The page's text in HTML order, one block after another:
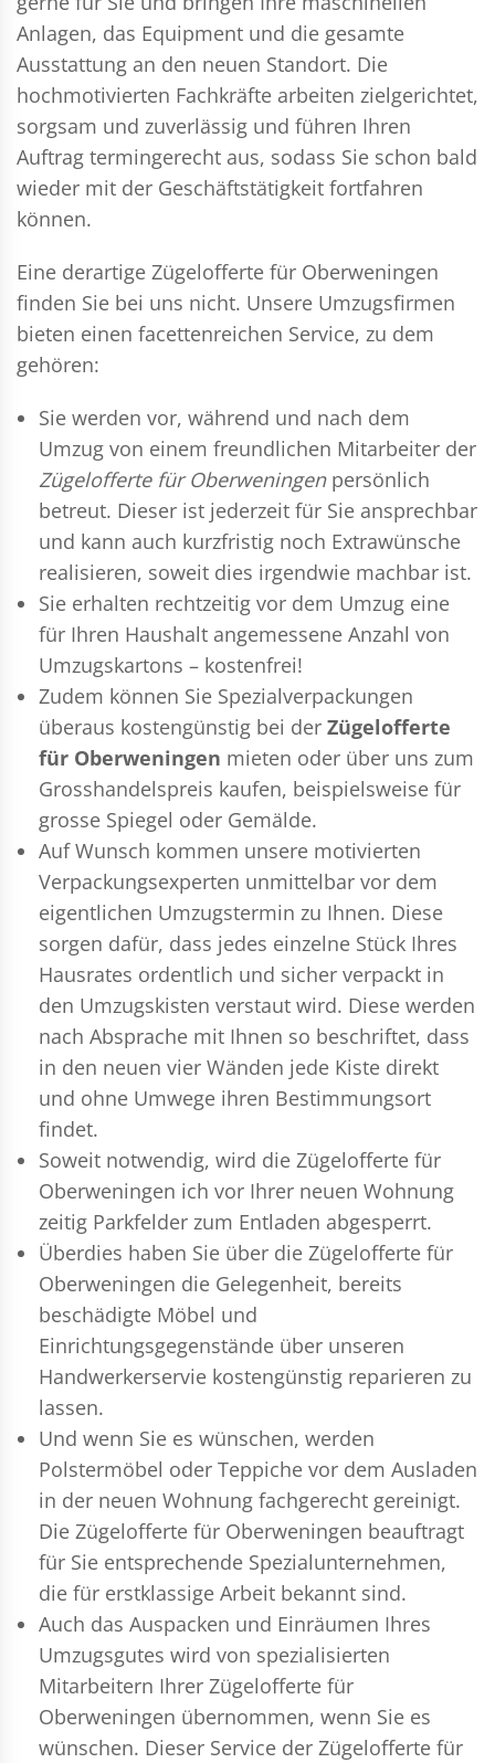
Anlagen, das Equipment und die gesamte
Ausstattung an den neuen Standort. Die
hochmotivierten Fachkräfte arbeiten zielgerichtet,
sorgsam und zuverlässig und führen Ihren
Auftrag termingerecht aus, sodass Sie schon bald
wieder mit der Geschäftstätigkeit fortfahren
können.
Eine derartige Zügelofferte für Oberweningen
finden Sie bei uns nicht. Unsere Umzugsfirmen
bieten einen facettenreichen Service, zu dem
gehören:
Sie werden vor, während und nach dem
Umzug von einem freundlichen Mitarbeiter der
Zügelofferte für Oberweningenpersönlich
betreut. Dieser ist jederzeit für Sie ansprechbar
und kann auch kurzfristig noch Extrawünsche
realisieren, soweit dies irgendwie machbar ist.
Sie erhalten rechtzeitig vor dem Umzug eine
für Ihren Haushalt angemessene Anzahl von
Umzugskartons – kostenfrei!
Zudem können Sie Spezialverpackungen
überaus kostengünstig bei der Zügelofferte
für Oberweningen mieten oder über uns zum
Grosshandelspreis kaufen, beispielsweise für
grosse Spiegel oder Gemälde.
Auf Wunsch kommen unsere motivierten
Verpackungsexperten unmittelbar vor dem
eigentlichen Umzugstermin zu Ihnen. Diese
sorgen dafür, dass jedes einzelne Stück Ihres
Hausrates ordentlich und sicher verpackt in
den Umzugskisten verstaut wird. Diese werden
nach Absprache mit Ihnen so beschriftet, dass
in den neuen vier Wänden jede Kiste direkt
und ohne Umwege ihren Bestimmungsort
findet.
Soweit notwendig, wird die Zügelofferte für
Oberweningen ich vor Ihrer neuen Wohnung
zeitig Parkfelder zum Entladen abgesperrt.
Überdies haben Sie über die Zügelofferte für
Oberweningen die Gelegenheit, bereits
beschädigte Möbel und
Einrichtungsgegenstände über unseren
Handwerkerservie kostengünstig reparieren zu
lassen.
Und wenn Sie es wünschen, werden
Polstermöbel oder Teppiche vor dem Ausladen
in der neuen Wohnung fachgerecht gereinigt.
Die Zügelofferte für Oberweningen beauftragt
für Sie entsprechende Spezialunternehmen,
die für erstklassige Arbeit bekannt sind.
Auch das Auspacken und Einräumen Ihres
Umzugsgutes wird von spezialisierten
Mitarbeitern Ihrer Zügelofferte für
Oberweningen übernommen, wenn Sie es
wünschen. Dieser Service der Zügelofferte für